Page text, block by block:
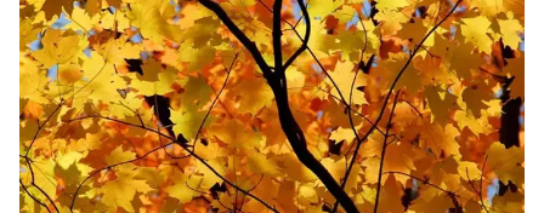
Všechny kategorie
Životní styl
ZÁBAVA
Všechny kategorie
Testy a kvízy
BYDLENÍ
Všechny kategorie
Tvoření
BurdaMedia
Extra